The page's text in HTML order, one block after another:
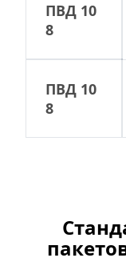
ПВД 10
8
ПВД 10
8